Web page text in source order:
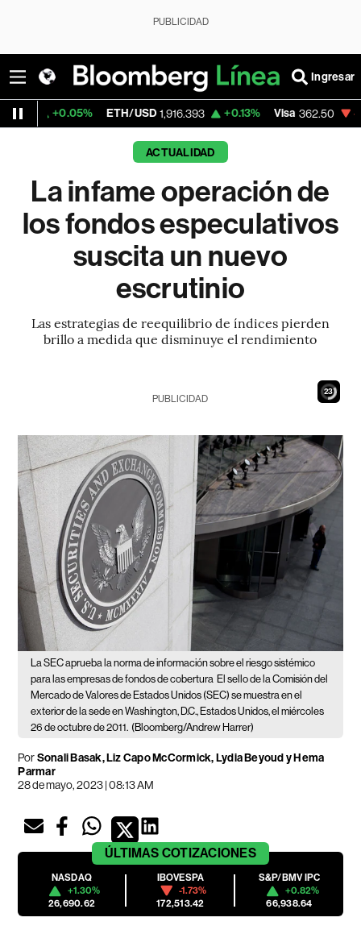
PUBLICIDAD
Ingresar
ETH/USD 1,916.393 +0.13% Visa 362.50 -2.15%
ACTUALIDAD
La infame operación de
los fondos especulativos
suscita un nuevo
escrutinio
Las estrategias de reequilibrio de índices pierden
brillo a medida que disminuye el rendimiento
21
PUBLICIDAD
La SEC aprueba la norma de información sobre el riesgo sistémico
para las empresas de fondos de cobertura El sello de la Comisión del
Mercado de Valores de Estados Unidos (SEC) se muestra en el
exterior de la sede en Washington, D.C., Estados Unidos, el miércoles
26 de octubre de 2011. (Bloomberg/Andrew Harrer)
PorSonali Basak, Liz Capo McCormick, Lydia Beyoud y Hema
Parmar
28 de mayo, 2023 | 08:13 AM
ÚLTIMAS COTIZACIONES
NASDAQ
+1.30%
26,690.62
IBOVESPA
-1.73%
172,513.42
S&P/BMV IPC
+0.82%
66,938.64